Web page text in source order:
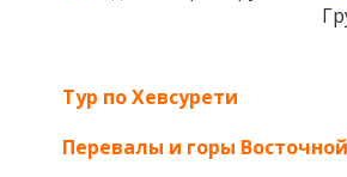
Тур по Хевсурети
Перевалы и горы